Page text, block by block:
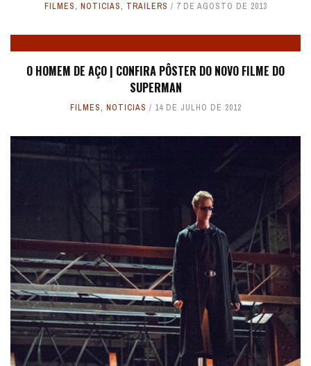
FILMES, NOTICIAS, TRAILERS 7 DE AGOSTO DE 2013
O HOMEM DE AÇO | CONFIRA PÔSTER DO NOVO FILME DO
SUPERMAN
FILMES, NOTICIAS 14 DE JULHO DE 2012